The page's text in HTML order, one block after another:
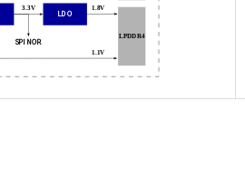
LDO
3.3V 1.8V
1.1V
LPDDR4
SPI NOR